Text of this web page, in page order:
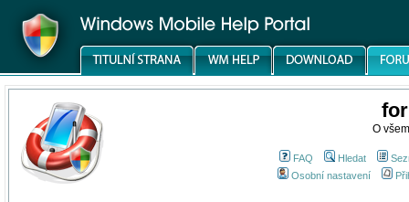
O
FAQ Hledat
Osobní nastavení